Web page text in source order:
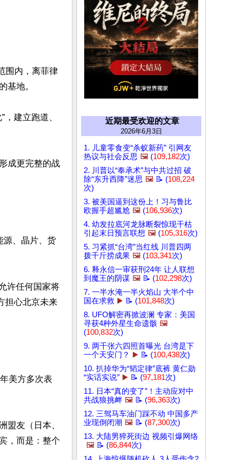
围内，离菲律
基地。
建立跑道、
成更完整的战
源、晶片、货
许任何国家将
担心北京未来
美方多次表
盟友（日本、
，而是：整个
近期最受欢迎的文章
2026年6月3日
1. 儿童零食变“杀蚁新药” 引网友
热议与社会反思 🖼️ (109,182次)
2. 川普以“奉承术”与中共过招 破
除“东升西降”迷思 🖼️ 📝 (108,224
次)
3. 被美国逼到这份上！习与鲁比
欧握手超尴尬 🖼️ (106,936次)
4. 幼发拉底河龙脉断裂惊现干枯
引起末日预言联想 🖼️ (105,316次)
5. 习紧抓“台湾”当红线 川普四两
拨千斤捞成果 🖼️ (103,341次)
6. 释永信一审获刑24年 让人联想
到魔王的阴谋 🖼️ 📝 (102,298次)
7. 一半水淹一半火焰山 大半个中
国在求救 ▶️ 📝 (101,848次)
8. UFO解密再掀波澜 专家：美国
寻获4种外星生命遗骸 🖼️
(100,832次)
9. 两千张六四照首曝光 台湾是下
一个天安门？
▶️ 📝 (100,438次)
10. 扒掉华为“韬定律”底裤 黄仁勋
“实话实说” ▶️ 📝 (97,181次)
11. 日本“真的变了”！主动应对中
共战狼挑衅 🖼️ 📝 (96,363次)
12. 三驾马车油门踩不动 中国多产
业现倒闭潮 🖼️ 📝 (87,300次)
13. 大陆男猝死街边 视频引爆网络
🖼️ 📝 (86,844次)